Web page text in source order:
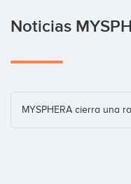
Noticias
MYSPHERA cierra una